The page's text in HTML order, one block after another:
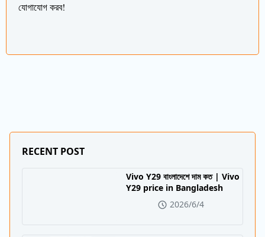
যোগাযোগ করব!
RECENT POST
Vivo Y29 বাংলাদেশে দাম কত | Vivo
Y29 price in Bangladesh
2026/6/4